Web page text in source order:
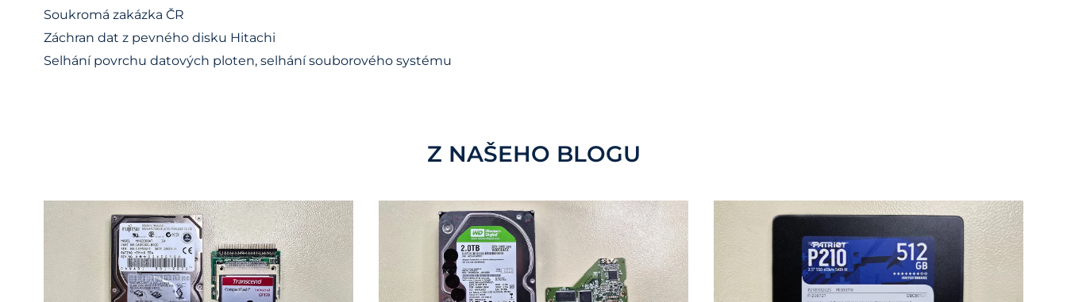
Soukromá zakázka ČR
Záchran dat z pevného disku Hitachi
Selhání povrchu datových ploten, selhání souborového systému
Z NAŠEHO BLOGU